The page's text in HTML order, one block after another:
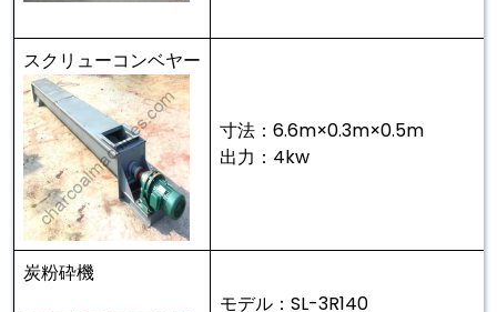
スクリューコンベヤー
寸法：6.6m×0.3m×0.5m
出力：4kw
炭粉砕機
モデル：SL-3R140